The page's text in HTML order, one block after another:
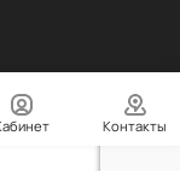
Контакты